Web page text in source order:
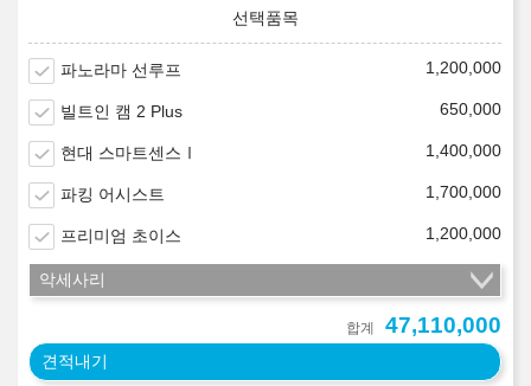
파노라마 선루프 1,200,000
빌트인 캠 2 Plus 650,000
현대 스마트센스Ⅰ 1,400,000
파킹 어시스트 1,700,000
프리미엄 초이스 1,200,000
악세사리
합계 47,110,000
견적내기